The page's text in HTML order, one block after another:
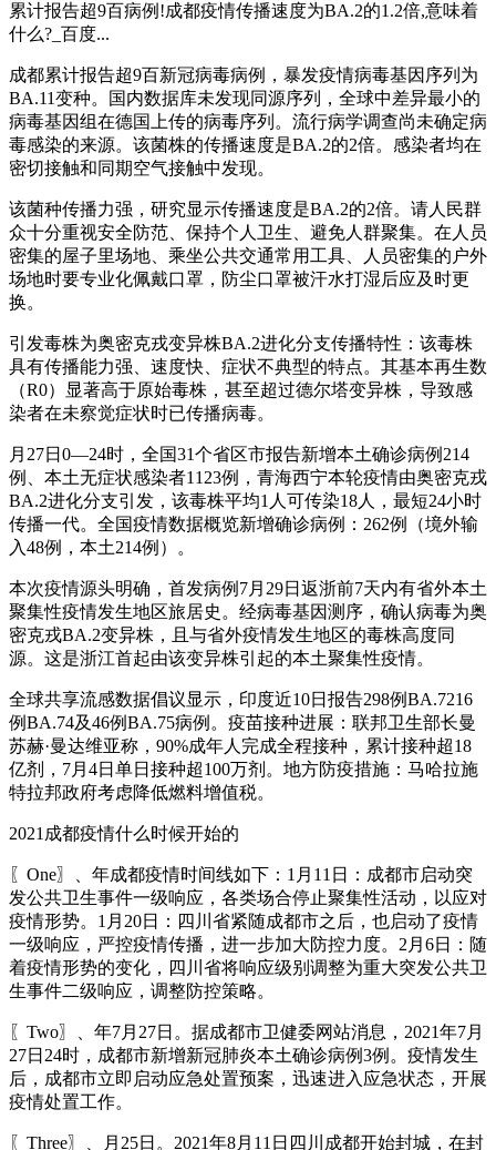
累计报告超9百病例!成都疫情传播速度为BA.2的1.2倍,意味着
什么?_百度...
成都累计报告超9百新冠病毒病例，暴发疫情病毒基因序列为
BA.11变种。国内数据库未发现同源序列，全球中差异最小的
病毒基因组在德国上传的病毒序列。流行病学调查尚未确定病
毒感染的来源。该菌株的传播速度是BA.2的2倍。感染者均在
密切接触和同期空气接触中发现。
该菌种传播力强，研究显示传播速度是BA.2的2倍。请人民群
众十分重视安全防范、保持个人卫生、避免人群聚集。在人员
密集的屋子里场地、乘坐公共交通常用工具、人员密集的户外
场地时要专业化佩戴口罩，防尘口罩被汗水打湿后应及时更
换。
引发毒株为奥密克戎变异株BA.2进化分支传播特性：该毒株
具有传播能力强、速度快、症状不典型的特点。其基本再生数
（R0）显著高于原始毒株，甚至超过德尔塔变异株，导致感
染者在未察觉症状时已传播病毒。
月27日0—24时，全国31个省区市报告新增本土确诊病例214
例、本土无症状感染者1123例，青海西宁本轮疫情由奥密克戎
BA.2进化分支引发，该毒株平均1人可传染18人，最短24小时
传播一代。全国疫情数据概览新增确诊病例：262例（境外输
入48例，本土214例）。
本次疫情源头明确，首发病例7月29日返浙前7天内有省外本土
聚集性疫情发生地区旅居史。经病毒基因测序，确认病毒为奥
密克戎BA.2变异株，且与省外疫情发生地区的毒株高度同
源。这是浙江首起由该变异株引起的本土聚集性疫情。
全球共享流感数据倡议显示，印度近10日报告298例BA.7216
例BA.74及46例BA.75病例。疫苗接种进展：联邦卫生部长曼
苏赫·曼达维亚称，90%成年人完成全程接种，累计接种超18
亿剂，7月4日单日接种超100万剂。地方防疫措施：马哈拉施
特拉邦政府考虑降低燃料增值税。
2021成都疫情什么时候开始的
〖One〗、年成都疫情时间线如下：1月11日：成都市启动突
发公共卫生事件一级响应，各类场合停止聚集性活动，以应对
疫情形势。1月20日：四川省紧随成都市之后，也启动了疫情
一级响应，严控疫情传播，进一步加大防控力度。2月6日：随
着疫情形势的变化，四川省将响应级别调整为重大突发公共卫
生事件二级响应，调整防控策略。
〖Two〗、年7月27日。据成都市卫健委网站消息，2021年7月
27日24时，成都市新增新冠肺炎本土确诊病例3例。疫情发生
后，成都市立即启动应急处置预案，迅速进入应急状态，开展
疫情处置工作。
〖Three〗、月25日。2021年8月11日四川成都开始封城，在封